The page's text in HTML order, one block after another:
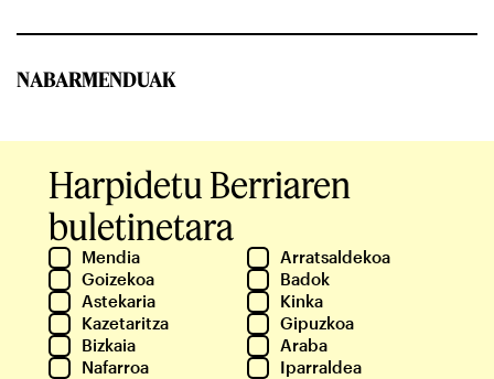
NABARMENDUAK
Harpidetu Berriaren
buletinetara
Mendia
Arratsaldekoa
Goizekoa
Badok
Astekaria
Kinka
Kazetaritza
Gipuzkoa
Bizkaia
Araba
Nafarroa
Iparraldea